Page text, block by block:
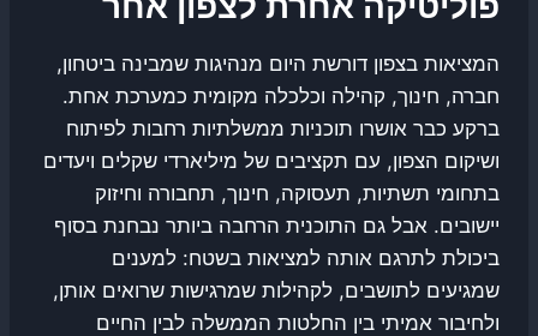
המציאות בצפון דורשת היום מנהיגות שמבינה ביטחון,
חברה, חינוך, קהילה וכלכלה מקומית כמערכת אחת.
ברקע כבר אושרו תוכניות ממשלתיות רחבות לפיתוח
ושיקום הצפון, עם תקציבים של מיליארדי שקלים ויעדים
בתחומי תשתיות, תעסוקה, חינוך, תחבורה וחיזוק
יישובים. אבל גם התוכנית הרחבה ביותר נבחנת בסוף
ביכולת לתרגם אותה למציאות בשטח: למענים
שמגיעים לתושבים, לקהילות שמרגישות שרואים אותן,
ולחיבור אמיתי בין החלטות הממשלה לבין החיים